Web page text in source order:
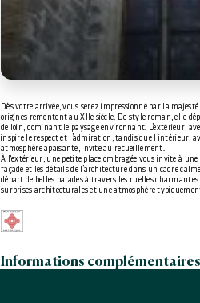
Dès votre arrivée, vous serez impressionné par la
origines remontent au XIIe siècle. De style roman, elle
de loin, dominant le paysage environnant. L’extérieur,
inspire le respect et l’admiration, tandis que l’intérieur,
atmosphère apaisante, invite au recueillement.
À l'extérieur, une petite place ombragée vous invite à une
façade et les détails de l’architecture dans un cadre
départ de belles balades à travers les ruelles
surprises architecturales et une atmosphère
Informations complémentaires